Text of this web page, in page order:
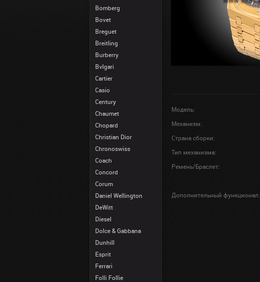
Bomberg
Bovet
Breguet
Breitling
Burberry
Bvlgari
Cartier
Casio
Century
Chaumet
Chopard
Christian Dior
Chronoswiss
Coach
Concord
Corum
Daniel Wellington
DeWitt
Diesel
Dolce & Gabbana
Dunhill
Esprit
Ferrari
Folli Follie
Модель:
Механизм:
Страна сборки:
Тип механизма:
Ремень/Браслет:
Дополнительный функционал: